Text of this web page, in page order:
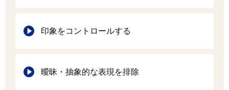
印象をコントロールする
曖昧・抽象的な表現を排除